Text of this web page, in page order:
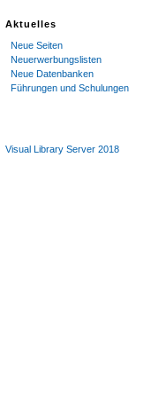
Aktuelles
Neue Seiten
Neuerwerbungslisten
Neue Datenbanken
Führungen und Schulungen
Visual Library Server 2018